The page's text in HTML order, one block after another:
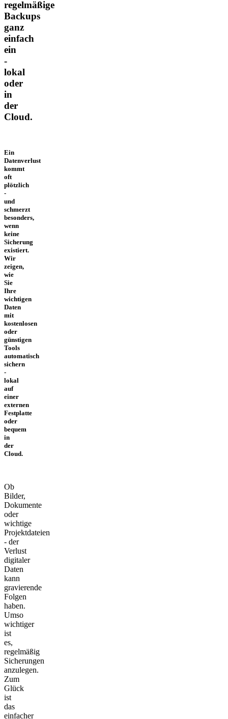
regelmäßige
Backups
ganz
einfach
ein
-
lokal
oder
in
der
Cloud.
Ein
Datenverlust
kommt
oft
plötzlich
-
und
schmerzt
besonders,
wenn
keine
Sicherung
existiert.
Wir
zeigen,
wie
Sie
Ihre
wichtigen
Daten
mit
kostenlosen
oder
günstigen
Tools
automatisch
sichern
-
lokal
auf
einer
externen
Festplatte
oder
bequem
in
der
Cloud.
Ob
Bilder,
Dokumente
oder
wichtige
Projektdateien
- der
Verlust
digitaler
Daten
kann
gravierende
Folgen
haben.
Umso
wichtiger
ist
es,
regelmäßig
Sicherungen
anzulegen.
Zum
Glück
ist
das
einfacher